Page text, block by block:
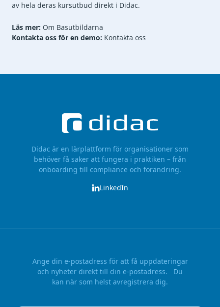
av hela deras kursutbud direkt i Didac.
Läs mer: Om Basutbildarna
Kontakta oss för en demo: Kontakta oss
Didac är en lärplattform för organisationer som
behöver få saker att fungera i praktiken – från
onboarding till compliance och förändring.
LinkedIn
Ange din e-postadress för att få uppdateringar
och nyheter direkt till din e-postadress. Du
kan när som helst avregistrera dig.